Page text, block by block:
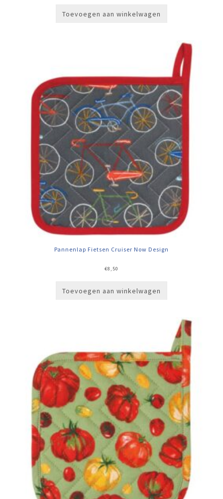
Toevoegen aan winkelwagen
Pannenlap Fietsen Cruiser Now Design
€8,50
Toevoegen aan winkelwagen